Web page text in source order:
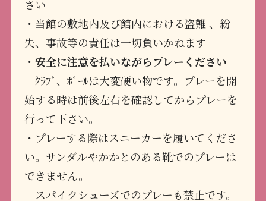
さい
・当館の敷地内及び館内における盗難 、紛
失、事故等の責任は一切負いかねます
・安全に注意を払いながらプレーください
ｸﾗﾌﾞ、ﾎﾞｰﾙは大変硬い物です。プレーを開
始する時は前後左右を確認してからプレーを
行って下さい。
・プレーする際はスニーカーを履いてくださ
い。サンダルやかかとのある靴でのプレーは
できません。
スパイクシューズでのプレーも禁止です。